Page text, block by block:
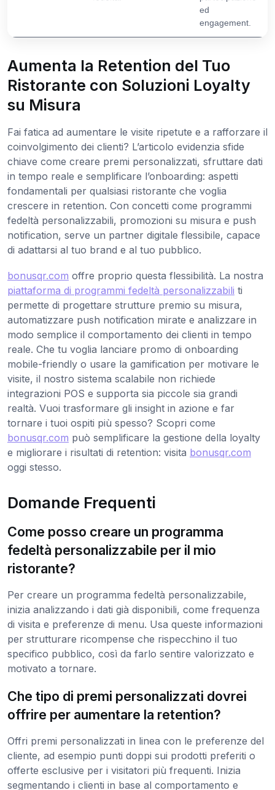
ed
engagement.
Aumenta la Retention del Tuo
Ristorante con Soluzioni Loyalty
su Misura
Fai fatica ad aumentare le visite ripetute e a rafforzare il
coinvolgimento dei clienti? L’articolo evidenzia sfide
chiave come creare premi personalizzati, sfruttare dati
in tempo reale e semplificare l’onboarding: aspetti
fondamentali per qualsiasi ristorante che voglia
crescere in retention. Con concetti come programmi
fedeltà personalizzabili, promozioni su misura e push
notification, serve un partner digitale flessibile, capace
di adattarsi al tuo brand e al tuo pubblico.
bonusqr.com offre proprio questa flessibilità. La nostra
piattaforma di programmi fedeltà personalizzabili ti
permette di progettare strutture premio su misura,
automatizzare push notification mirate e analizzare in
modo semplice il comportamento dei clienti in tempo
reale. Che tu voglia lanciare promo di onboarding
mobile-friendly o usare la gamification per motivare le
visite, il nostro sistema scalabile non richiede
integrazioni POS e supporta sia piccole sia grandi
realtà. Vuoi trasformare gli insight in azione e far
tornare i tuoi ospiti più spesso? Scopri come
bonusqr.com può semplificare la gestione della loyalty
e migliorare i risultati di retention: visita bonusqr.com
oggi stesso.
Domande Frequenti
Come posso creare un programma
fedeltà personalizzabile per il mio
ristorante?
Per creare un programma fedeltà personalizzabile,
inizia analizzando i dati già disponibili, come frequenza
di visita e preferenze di menu. Usa queste informazioni
per strutturare ricompense che rispecchino il tuo
specifico pubblico, così da farlo sentire valorizzato e
motivato a tornare.
Che tipo di premi personalizzati dovrei
offrire per aumentare la retention?
Offri premi personalizzati in linea con le preferenze del
cliente, ad esempio punti doppi sui prodotti preferiti o
offerte esclusive per i visitatori più frequenti. Inizia
segmentando i clienti in base al comportamento e